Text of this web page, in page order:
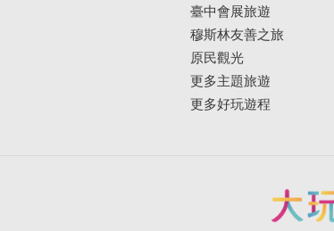
臺中會展旅遊
穆斯林友善之旅
原民觀光
更多主題旅遊
更多好玩遊程